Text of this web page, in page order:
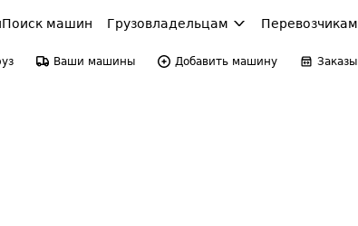
Поиск машин Грузовладельцам Перевозчикам
Ваши машины Добавить машину Заказы